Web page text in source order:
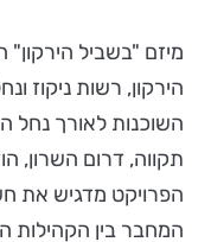
מיזם "בשביל הירקון"
הירקון, רשות ניקוז
השוכנות לאורך נחל
תקווה, דרום השרון,
הפרויקט מדגיש את
המחבר בין הקהילות